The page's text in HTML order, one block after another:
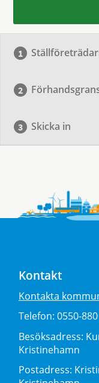
Skicka in
Kontakt
Kontakta
Telefon: 0550-
Besöksadress:
Kristinehamn
Postadress: